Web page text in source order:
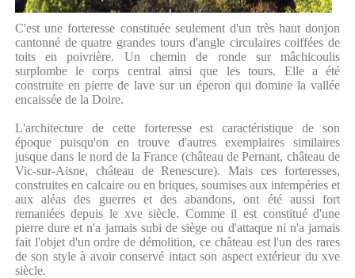
C'est une forteresse constituée seulement d'un très haut donjon
cantonné de quatre grandes tours d'angle circulaires coiffées de
toits en poivrière. Un chemin de ronde sur mâchicoulis
surplombe le corps central ainsi que les tours. Elle a été
construite en pierre de lave sur un éperon qui domine la vallée
encaissée de la Doire.
L'architecture de cette forteresse est caractéristique de son
époque puisqu'on en trouve d'autres exemplaires similaires
jusque dans le nord de la France (château de Pernant, château de
Vic-sur-Aisne, château de Renescure). Mais ces forteresses,
construites en calcaire ou en briques, soumises aux intempéries et
aux aléas des guerres et des abandons, ont été aussi fort
remaniées depuis le xve siècle. Comme il est constitué d'une
pierre dure et n'a jamais subi de siège ou d'attaque ni n'a jamais
fait l'objet d'un ordre de démolition, ce château est l'un des rares
de son style à avoir conservé intact son aspect extérieur du xve
siècle.